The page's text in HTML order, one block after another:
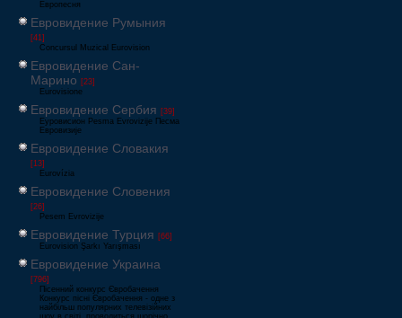
Европесня
Евровидение Румыния
[41]
Concursul Muzical Eurovision
Евровидение Сан-
Марино [23]
Eurovisione
Евровидение Сербия [39]
Еуровисион Pesma Evrovizije Песма
Евровизије
Евровидение Словакия
[13]
Eurovízia
Евровидение Словения
[26]
Pesem Evrovizije
Евровидение Турция [66]
Eurovision Şarkı Yarışması
Евровидение Украина
[796]
Пісенний конкурс Євробачення
Конкурс пісні Євробачення - одне з
найбільш популярних телевізійних
шоу в світі, проводиться щорічно,